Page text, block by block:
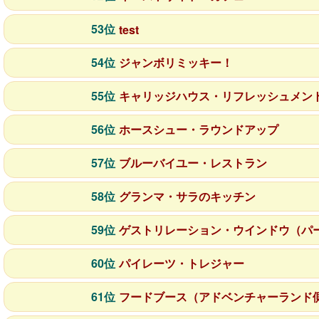
53位 test
54位 ジャンボリミッキー！
55位 キャリッジハウス・リフレッシュメン
56位 ホースシュー・ラウンドアップ
57位 ブルーバイユー・レストラン
58位 グランマ・サラのキッチン
59位 ゲストリレーション・ウインドウ（パ
60位 パイレーツ・トレジャー
61位 フードブース（アドベンチャーランド